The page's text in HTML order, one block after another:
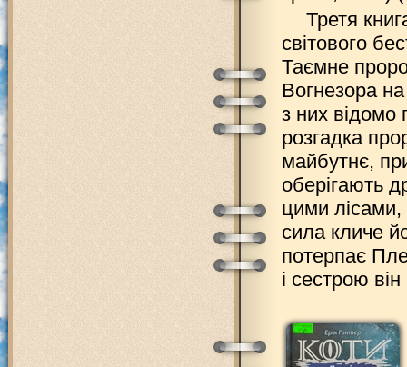
Третя
світового
Таємне
Вогнезора
з них
розгадка
майбутнє,
оберігають
цими лісами,
сила кличе
потерпає
і сестрою